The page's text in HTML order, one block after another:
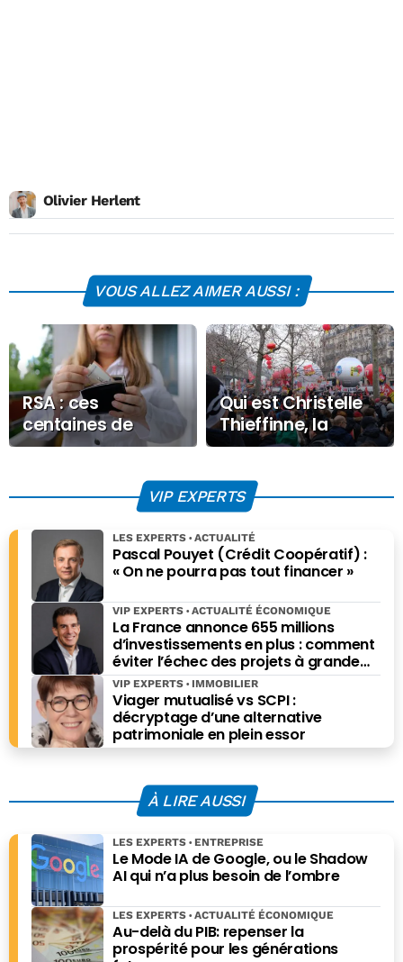
Olivier Herlent
VOUS ALLEZ AIMER AUSSI :
RSA : ces
centaines de
milliers de
passent à côté
d’une aide sociale
Qui est Christelle
Thieffinne, la
nouvelle patronne
CGC ?
VIP EXPERTS
Pascal Pouyet (Crédit Coopératif) :
« On ne pourra pas tout financer »
LES EXPERTS ACTUALITÉ
La France annonce 655 millions
d’investissements en plus : comment
éviter l’échec des projets à grande
échelle ?
VIP EXPERTS ACTUALITÉ ÉCONOMIQUE
Viager mutualisé vs SCPI :
décryptage d’une alternative
patrimoniale en plein essor
VIP EXPERTS IMMOBILIER
À LIRE AUSSI
Le Mode IA de Google, ou le Shadow
AI qui n’a plus besoin de l’ombre
LES EXPERTS ENTREPRISE
Au-delà du PIB: repenser la
prospérité pour les générations
LES EXPERTS ACTUALITÉ ÉCONOMIQUE